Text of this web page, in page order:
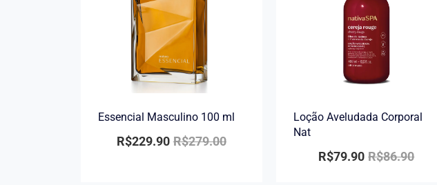
Essencial Masculino 100 ml
R$279.00
R$229.90
Loção Aveludada Corporal
Nat
R$86.90
R$79.90